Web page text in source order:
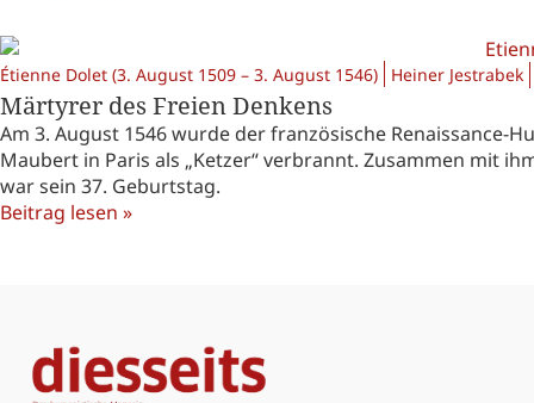
Étienne Dolet (3. August 1509 – 3. August 1546) Heiner Jestrabek
Märtyrer des Freien Denkens
Am 3. August 1546 wurde der französische Renaissance-
Maubert in Paris als „Ketzer“ verbrannt. Zusammen mit
war sein 37. Geburtstag.
Beitrag lesen »